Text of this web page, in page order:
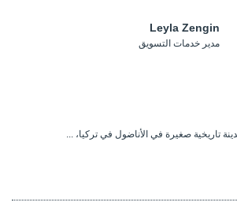
Leyla Zengin
مدير خدمات التسويق
تاريخية صغيرة في الأناضول في تركيا، ...